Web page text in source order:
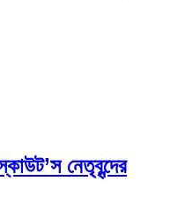
নেতৃবৃন্দের